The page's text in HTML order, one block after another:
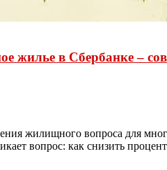
жилье в Сбербанке –
жилищного вопроса для
вопрос: как снизить